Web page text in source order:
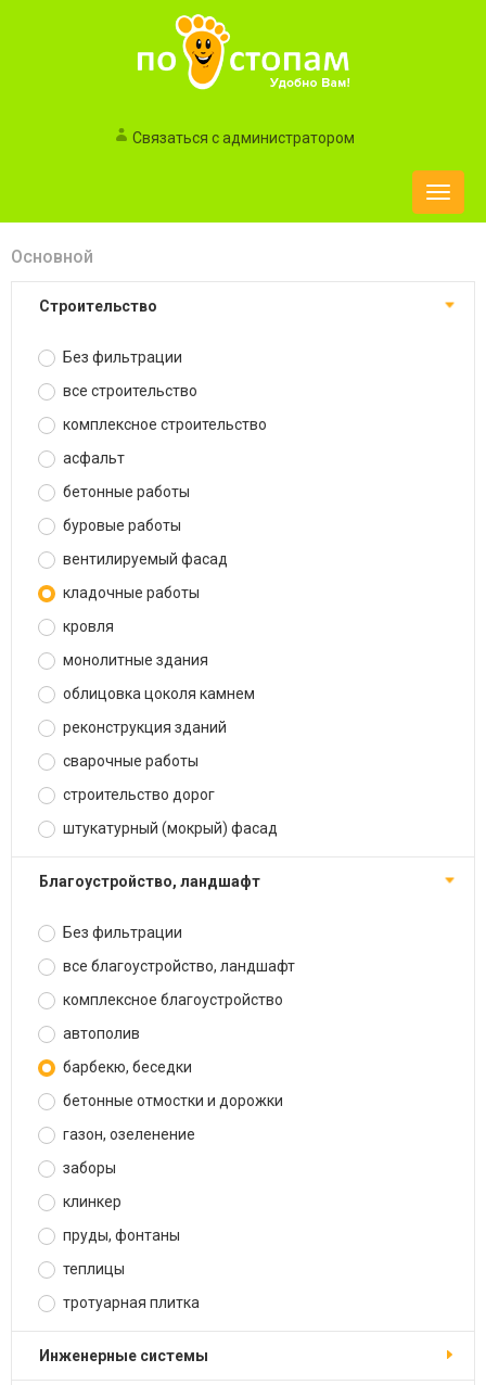
Связаться с администратором
Toggle
Основной
строительство
Без фильтрации
все строительство
комплексное строительство
асфальт
бетонные работы
буровые работы
вентилируемый фасад
кладочные работы
кровля
монолитные здания
облицовка цоколя камнем
реконструкция зданий
сварочные работы
строительство дорог
штукатурный (мокрый) фасад
благоустройство, ландшафт
Без фильтрации
все благоустройство, ландшафт
комплексное благоустройство
автополив
барбекю, беседки
бетонные отмостки и дорожки
газон, озеленение
заборы
клинкер
пруды, фонтаны
теплицы
тротуарная плитка
инженерные системы